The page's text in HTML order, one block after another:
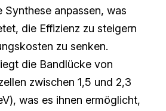
Synthese anpassen, was
die Effizienz zu steigern
zu senken.
die Bandlücke von
zwischen 1,5 und 2,3
was es ihnen ermöglicht,